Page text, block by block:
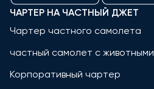
ЧАРТЕР НА ЧАСТНЫЙ ДЖЕТ
Чартер частного самолета
частный самолет с животными
Корпоративный чартер